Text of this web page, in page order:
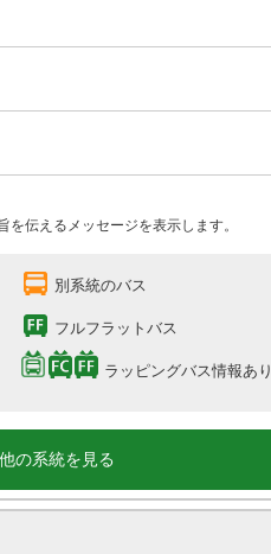
伝えるメッセージを表示します。
別系統のバス
フルフラットバス
ラッピングバス情報あり
の系統を見る